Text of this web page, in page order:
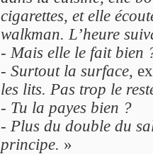
cigarettes, et elle
walkman. L’heure
- Mais elle le fait bien
- Surtout la surface,
les lits. Pas trop le
- Tu la payes bien ?
- Plus du double du
principe. »